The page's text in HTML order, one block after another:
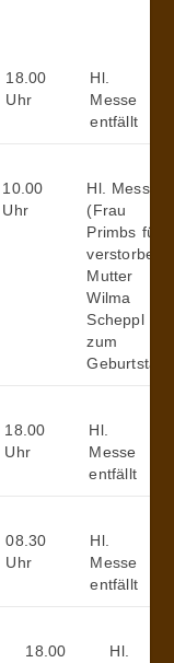
18.00
Uhr
Hl.
Messe
entfällt
10.00
Uhr
Hl. Messe
(Frau
Primbs für
verstorbene
Mutter
Wilma
Scheppl
zum
Geburtstag)
18.00
Uhr
Hl.
Messe
entfällt
08.30
Uhr
Hl.
Messe
entfällt
18.00
Hl.